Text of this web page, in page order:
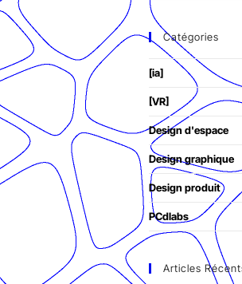
Catégories
[ia]
[VR]
Design d'espace
Design graphique
Design produit
PCdlabs
Articles